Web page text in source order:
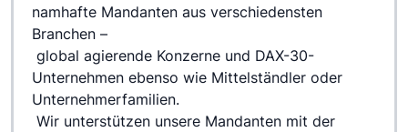
namhafte Mandanten aus verschiedensten
Branchen –
Unternehmen ebenso wie Mittelständler oder
Unternehmerfamilien.